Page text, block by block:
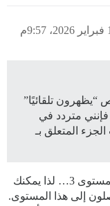
“يظهرون تلقائيًا”
عندما يصلون إلى المستوى 3، فإنني متردد في
المتعلق بـ
أنا متأكد من أنه يمكنك قفل شخص ما في المستوى 3… لذا يمكنك
إلى هذا المستوى.